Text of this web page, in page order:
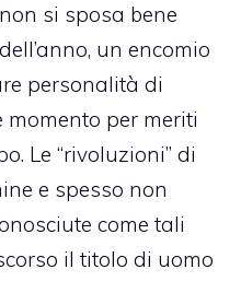
si sposa bene
un encomio
personalità di
per meriti
Le “rivoluzioni” di
e spesso non
come tali
il titolo di uomo